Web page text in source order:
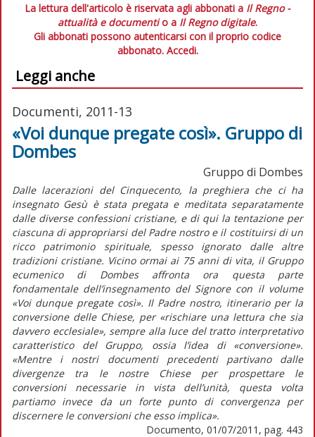
La lettura dell'articolo è riservata agli abbonati a Il Regno -
attualità e documentio a Il Regno digitale.
Gli abbonati possono autenticarsi con il proprio codice
abbonato. Accedi.
Leggi anche
Documenti, 2011-13
«Voi dunque pregate così». Gruppo di
Dombes
Gruppo di Dombes
Dalle lacerazioni del Cinquecento, la preghiera che ci ha
insegnato Gesù è stata pregata e meditata separatamente
dalle diverse confessioni cristiane, e di qui la tentazione per
ciascuna di appropriarsi del Padre nostro e il costituirsi di un
ricco patrimonio spirituale, spesso ignorato dalle altre
tradizioni cristiane. Vicino ormai ai 75 anni di vita, il Gruppo
ecumenico di Dombes affronta ora questa parte
fondamentale dell’insegnamento del Signore con il volume
«Voi dunque pregate così». Il Padre nostro, itinerario per la
conversione delle Chiese, per «rischiare una lettura che sia
davvero ecclesiale», sempre alla luce del tratto interpretativo
caratteristico del Gruppo, ossia l’idea di «conversione».
«Mentre i nostri documenti precedenti partivano dalle
divergenze tra le nostre Chiese per prospettare le
conversioni necessarie in vista dell’unità, questa volta
partiamo invece da un forte punto di convergenza per
discernere le conversioni che esso implica».
Documento, 01/07/2011, pag. 443